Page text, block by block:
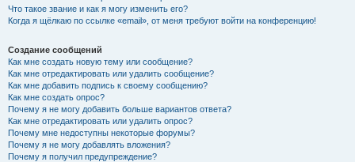
Что такое звание и как я могу изменить его?
Когда я щёлкаю по ссылке «email», от меня требуют войти на конференцию!
Создание сообщений
Как мне создать новую тему или сообщение?
Как мне отредактировать или удалить сообщение?
Как мне добавить подпись к своему сообщению?
Как мне создать опрос?
Почему я не могу добавить больше вариантов ответа?
Как мне отредактировать или удалить опрос?
Почему мне недоступны некоторые форумы?
Почему я не могу добавлять вложения?
Почему я получил предупреждение?